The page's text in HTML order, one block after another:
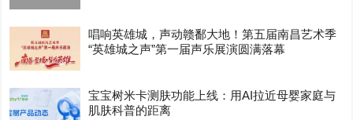
唱响英雄城，声动赣鄱大地！第五届南昌艺术季
“英雄城之声”第一届声乐展演圆满落幕
宝宝树米卡测肤功能上线：用AI拉近母婴家庭与
肌肤科普的距离